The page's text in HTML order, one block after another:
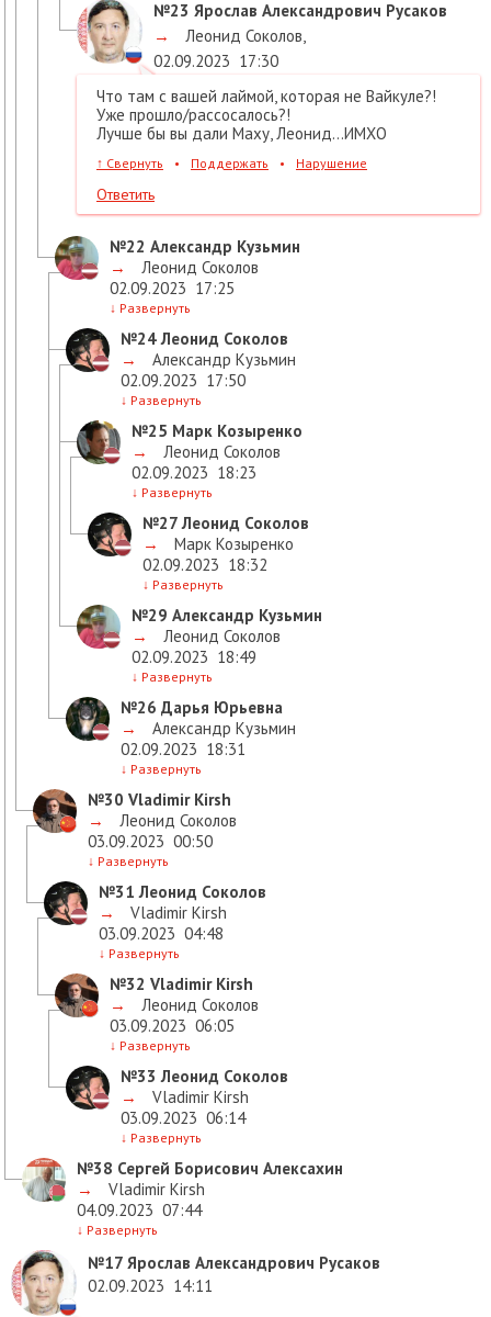
№23 Ярослав Александрович Русаков
→
Леонид Соколов,
02.09.2023 17:30
Что там с вашей лаймой, которая не Вайкуле?!
Уже прошло/рассосалось?!
Лучше бы вы дали Маху, Леонид...ИМХО
↑ Свернуть • Поддержать • Нарушение
Ответить
№22 Александр Кузьмин
→
Леонид Соколов
02.09.2023 17:25
↓ Развернуть
№24Леонид Соколов
→
Александр Кузьмин
02.09.2023 17:50
↓ Развернуть
№25 Марк Козыренко
→
Леонид Соколов
02.09.2023 18:23
↓ Развернуть
№27Леонид Соколов
→
Марк Козыренко
02.09.2023 18:32
↓ Развернуть
№29 Александр Кузьмин
→
Леонид Соколов
02.09.2023 18:49
↓ Развернуть
№26 Дарья Юрьевна
→
Александр Кузьмин
02.09.2023 18:31
↓ Развернуть
№30 Vladimir Kirsh
→
Леонид Соколов
03.09.2023 00:50
↓ Развернуть
№31 Леонид Соколов
→
Vladimir Kirsh
03.09.2023 04:48
↓ Развернуть
№32 Vladimir Kirsh
→
Леонид Соколов
03.09.2023 06:05
↓ Развернуть
№33 Леонид Соколов
→
Vladimir Kirsh
03.09.2023 06:14
↓ Развернуть
№38 Сергей Борисович Алексахин
→
Vladimir Kirsh
04.09.2023 07:44
↓ Развернуть
№17 Ярослав Александрович Русаков
02.09.2023 14:11